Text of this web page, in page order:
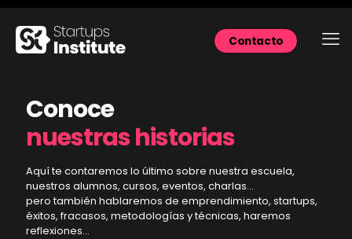
Contacto
Conoce
nuestras historias
Aquí te contaremos lo último sobre nuestra escuela,
nuestros alumnos, cursos, eventos, charlas...
pero también hablaremos de emprendimiento, startups,
éxitos, fracasos, metodologías y técnicas, haremos
reflexiones...